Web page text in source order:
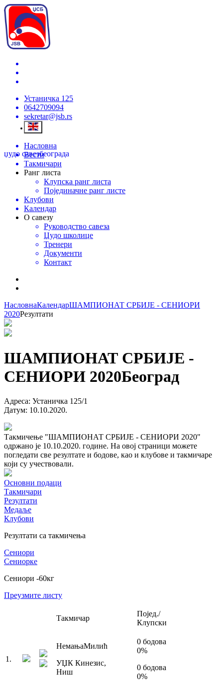
Устаничка 125
0642709094
sekretar@jsb.rs
џудо савезбеограда
Насловна
Вести
Такмичари
Ранг листа
Клупска ранг листа
Појединачне ранг листе
Клубови
Календар
О савезу
Руководство савеза
Џудо школице
Тренери
Документи
Контакт
НасловнаКалендарШАМПИОНАТ СРБИЈЕ - СЕНИОРИ
2020Резултати
ШАМПИОНАТ СРБИЈЕ -
СЕНИОРИ 2020Београд
Адреса: Устаничка 125/1
Датум: 10.10.2020.
Такмичење "ШАМПИОНАТ СРБИЈЕ - СЕНИОРИ 2020"
одржано је 10.10.2020. године. На овој страници можете
погледати све резултате и бодове, као и клубове и такмичаре
који су учествовали.
Основни подаци
Такмичари
Резултати
Медаље
Клубови
Резултати са такмичења
Сениори
Сениорке
Сениори -60кг
Преузмите листу
Такмичар
Појед./
Клупски
1 .
НемањаМилић
УЏК Кинезис,
Ниш
0 бодова
0%
0 бодова
0%